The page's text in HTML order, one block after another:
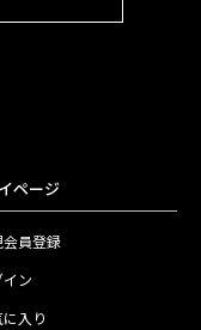
ページ
会員登録
イン
に入り